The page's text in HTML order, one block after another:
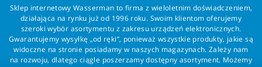
Sklep internetowy Wasserman to firma z wieloletnim doświadczeniem,
działająca na rynku już od 1996 roku. Swoim klientom oferujemy
szeroki wybór asortymentu z zakresu urządzeń elektronicznych.
Gwarantujemy wysyłkę „od ręki”, ponieważ wszystkie produkty, jakie są
widoczne na stronie posiadamy w naszych magazynach. Zależy nam
na rozwoju, dlatego ciągle poszerzamy dostępny asortyment. Możemy